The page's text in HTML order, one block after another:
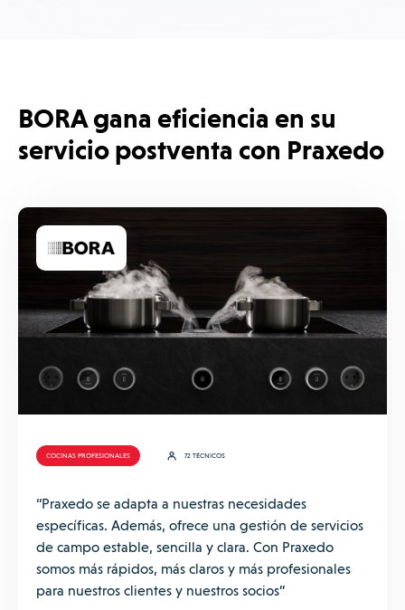
BORA gana eficiencia en su
servicio postventa con Praxedo
COCINAS PROFESIONALES 72 TÉCNICOS
“Praxedo se adapta a nuestras necesidades
específicas. Además, ofrece una gestión de servicios
de campo estable, sencilla y clara. Con Praxedo
somos más rápidos, más claros y más profesionales
para nuestros clientes y nuestros socios”